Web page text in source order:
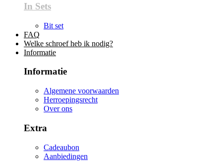
In Sets
Bit set
FAQ
Welke schroef heb ik nodig?
Informatie
Informatie
Algemene voorwaarden
Herroepingsrecht
Over ons
Extra
Cadeaubon
Aanbiedingen